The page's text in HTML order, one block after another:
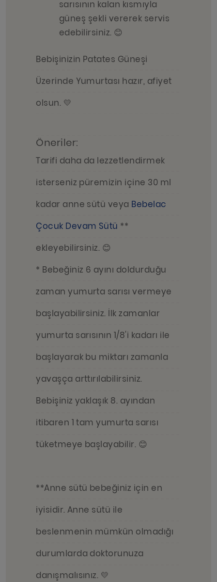
sarısının kalan kısmıyla
güneş şekli vererek servis
edebilirsiniz. 😊
Bebişinizin Patates Güneşi
Üzerinde Yumurtası hazır, afiyet
olsun. 💛
Öneriler:
Tarifi daha da lezzetlendirmek
isterseniz püremizin içine 30 ml
kadar anne sütü veya Bebelac
Çocuk Devam Sütü **
ekleyebilirsiniz. 😊
* Bebeğiniz 6 ayını doldurduğu
zaman yumurta sarısı vermeye
başlayabilirsiniz. İlk zamanlar
yumurta sarısının 1/8'i kadarı ile
başlayarak bu miktarı zamanla
yavaşça arttırılabilirsiniz.
Bebişiniz yaklaşık 8. ayından
itibaren 1 tam yumurta sarısı
tüketmeye başlayabilir. 😊
**Anne sütü bebeğiniz için en
iyisidir. Anne sütü ile
beslenmenin mümkün olmadığı
durumlarda doktorunuza
danışmalısınız. 💛